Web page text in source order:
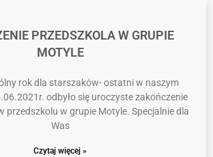
PRZEDSZKOLA W GRUPIE
MOTYLE
rok dla starszaków- ostatni w naszym
odbyło się uroczyste zakończenie
przedszkolu w grupie Motyle. Specjalnie dla
Was
Czytaj więcej »